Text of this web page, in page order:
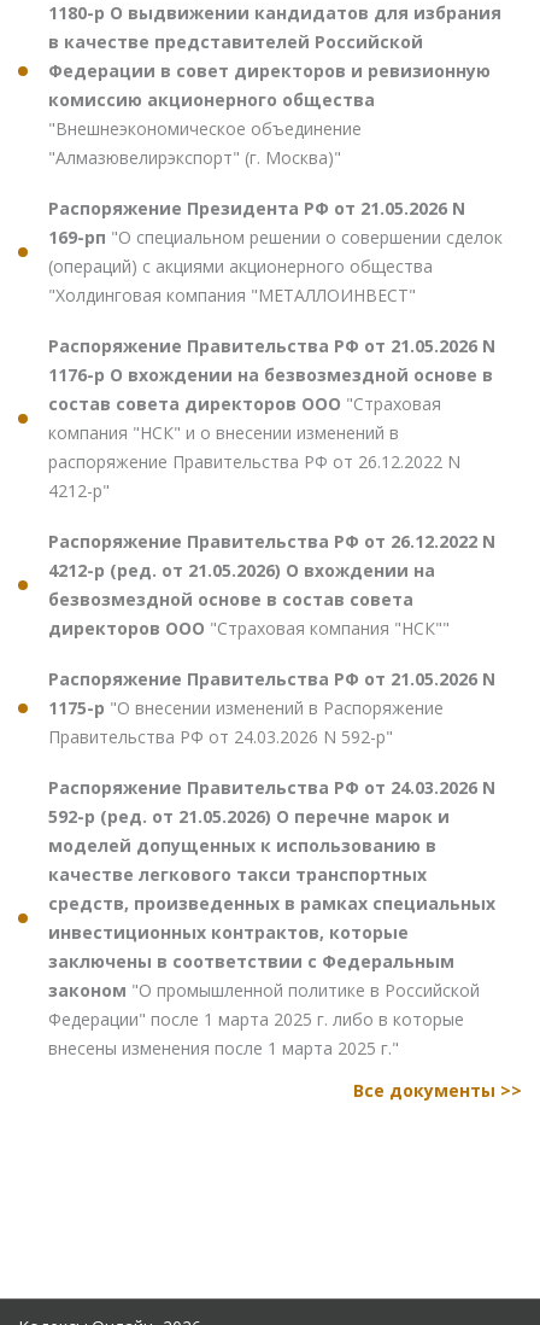
1180-р О выдвижении кандидатов для избрания
в качестве представителей Российской
Федерации в совет директоров и ревизионную
комиссию акционерного общества
"Внешнеэкономическое объединение
"Алмазювелирэкспорт" (г. Москва)"
Распоряжение Президента РФ от 21.05.2026 N
169-рп "О специальном решении о совершении сделок
(операций) с акциями акционерного общества
"Холдинговая компания "МЕТАЛЛОИНВЕСТ"
Распоряжение Правительства РФ от 21.05.2026 N
1176-р О вхождении на безвозмездной основе в
состав совета директоров ООО "Страховая
компания "НСК" и о внесении изменений в
распоряжение Правительства РФ от 26.12.2022 N
4212-р"
Распоряжение Правительства РФ от 26.12.2022 N
4212-р (ред. от 21.05.2026) О вхождении на
безвозмездной основе в состав совета
директоров ООО "Страховая компания "НСК""
Распоряжение Правительства РФ от 21.05.2026 N
1175-р "О внесении изменений в Распоряжение
Правительства РФ от 24.03.2026 N 592-р"
Распоряжение Правительства РФ от 24.03.2026 N
592-р (ред. от 21.05.2026) О перечне марок и
моделей допущенных к использованию в
качестве легкового такси транспортных
средств, произведенных в рамках специальных
инвестиционных контрактов, которые
заключены в соответствии с Федеральным
законом "О промышленной политике в Российской
Федерации" после 1 марта 2025 г. либо в которые
внесены изменения после 1 марта 2025 г."
Все документы >>